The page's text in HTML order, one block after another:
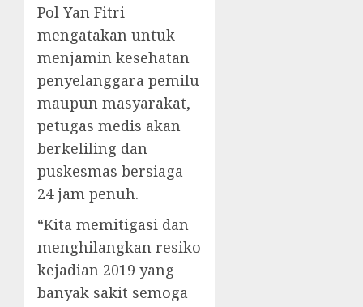
Pol Yan Fitri
mengatakan untuk
menjamin kesehatan
penyelanggara pemilu
maupun masyarakat,
petugas medis akan
berkeliling dan
puskesmas bersiaga
24 jam penuh.
“Kita memitigasi dan
menghilangkan resiko
kejadian 2019 yang
banyak sakit semoga